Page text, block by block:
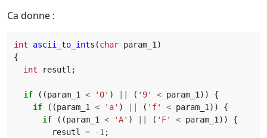
Ca donne :
int ascii_to_ints (char param_1 )
{
int
resutl ;
if ((param_1 < '0' ) ( '9' < param_1 ))
{
if
((param_1 < 'a' ) ( 'f' < param_1 ))
{
if
((param_1 < 'A' ) ( 'F' < param_1 ))
{
resutl
= -1 ;